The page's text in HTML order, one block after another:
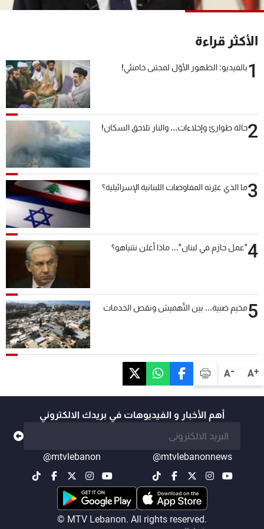
A+
A-
الأكثر قراءة
1بالفيديو: الظهور الأوّل لمجتبى خامنئي!
2حالة طوارئ وإخلاءات... والنار تلاحق السكان!
3ما الذي غيّرته المفاوضات اللبنانية الإسرائيلية؟
4"عمل حازم في لبنان"... ماذا أعلن نتنياهو؟
5مخيم ضبية... بين التَّهميش ونقص الخدمات
أهم الأخبار و الفيديوهات في بريدك الالكتروني
@mtvlebanonnews
@mtvlebanon
© MTV Lebanon. All rights reserved.
شاهد البرامج
عن MTV
الإنـتـاج
وظائف
شروط الإسـتخدام
سياسة الخصوصية